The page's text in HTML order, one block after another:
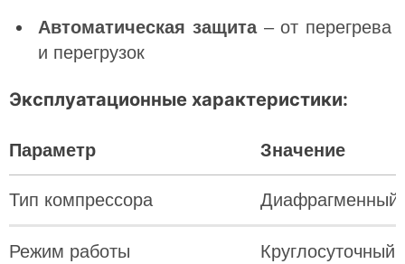
Автоматическая защита– от перегрева
и перегрузок
Эксплуатационные характеристики:
Параметр Значение
Тип компрессора Диафрагменный
Режим работы Круглосуточный